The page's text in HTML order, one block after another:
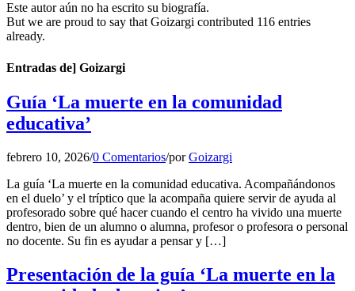
Este autor aún no ha escrito su biografía.
But we are proud to say thatGoizargi contributed 116 entries
already.
Entradas de] Goizargi
Guía ‘La muerte en la comunidad
educativa’
febrero 10, 2026/0 Comentarios/porGoizargi
La guía ‘La muerte en la comunidad educativa. Acompañándonos
en el duelo’ y el tríptico que la acompaña quiere servir de ayuda al
profesorado sobre qué hacer cuando el centro ha vivido una muerte
dentro, bien de un alumno o alumna, profesor o profesora o personal
no docente. Su fin es ayudar a pensar y […]
Presentación de la guía ‘La muerte en la